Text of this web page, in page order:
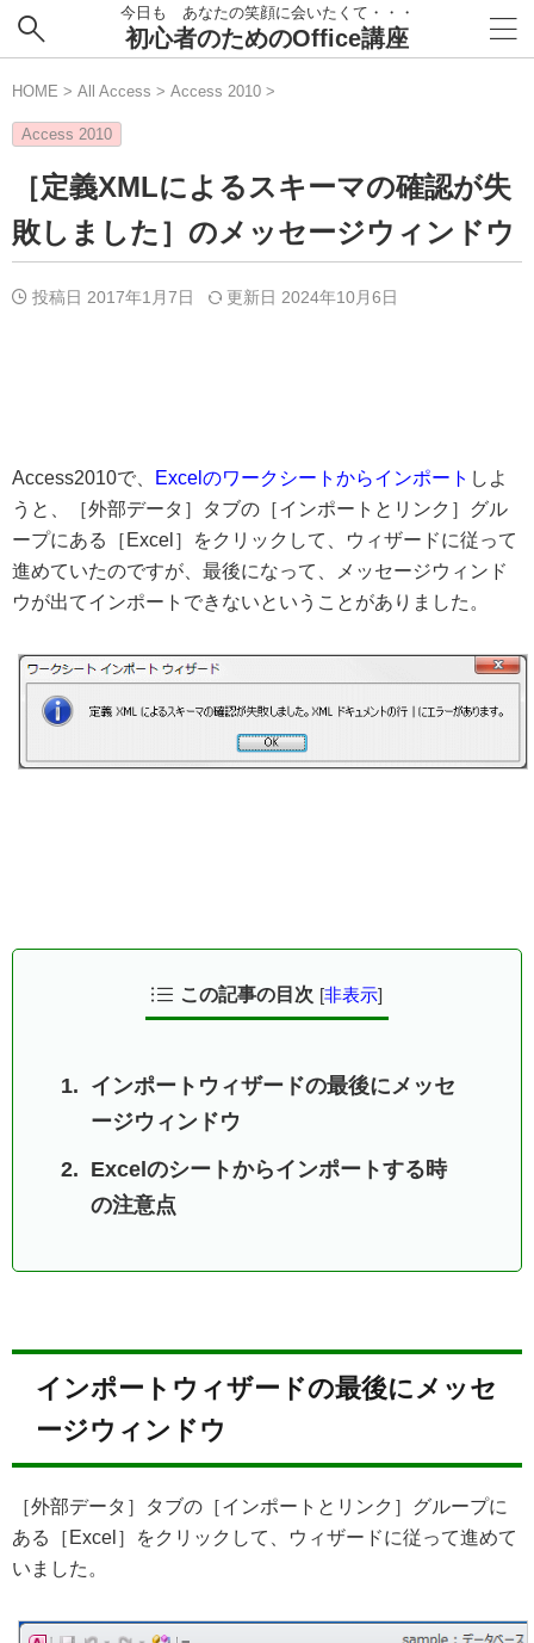
今日も あなたの笑顔に会いたくて・・・
初心者のためのOffice講座
HOME > All Access > Access 2010 >
Access 2010
［定義XMLによるスキーマの確認が失
敗しました］のメッセージウィンドウ
投稿日 2017年1月7日 更新日 2024年10月6日
Access2010で、 Excelのワークシートからインポート しよ
うと、［外部データ］タブの［インポートとリンク］グル
ープにある［Excel］をクリックして、ウィザードに従って
進めていたのですが、最後になって、メッセージウィンド
ウが出てインポートできないということがありました。
この記事の目次 [非表示]
インポートウィザードの最後にメッセ
ージウィンドウ
Excelのシートからインポートする時
の注意点
インポートウィザードの最後にメッセ
ージウィンドウ
［外部データ］タブの［インポートとリンク］グループに
ある［Excel］をクリックして、ウィザードに従って進めて
いました。